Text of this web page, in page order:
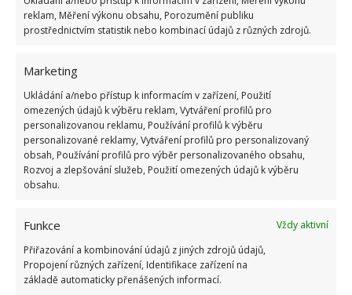
reklam, Měření výkonu obsahu, Porozumění publiku
prostřednictvím statistik nebo kombinací údajů z různých zdrojů.
Marketing
Ukládání a/nebo přístup k informacím v zařízení, Použití
omezených údajů k výběru reklam, Vytváření profilů pro
personalizovanou reklamu, Používání profilů k výběru
personalizované reklamy, Vytváření profilů pro personalizovaný
obsah, Používání profilů pro výběr personalizovaného obsahu,
Rozvoj a zlepšování služeb, Použití omezených údajů k výběru
obsahu.
Funkce
Vždy aktivní
Přiřazování a kombinování údajů z jiných zdrojů údajů,
Propojení různých zařízení, Identifikace zařízení na
základě automaticky přenášených informací.
jejich vyšší koncentrace, přibližně sušené slupky ze
namočte, tentokrát po dobu dvou dní, následně opět
zřeďte čistou vodou a použijte k zalévání.
Nezapomeňte slupky, ať již používáte čerstvé či
sušené, je před použitím vždy umýt. Banány se totiž
ošetřují nejrůznějšími chemickými přípravky a ty by
poté mohly proniknout i do vašeho hnojicího
Fotografie: Freepik, Pixabay